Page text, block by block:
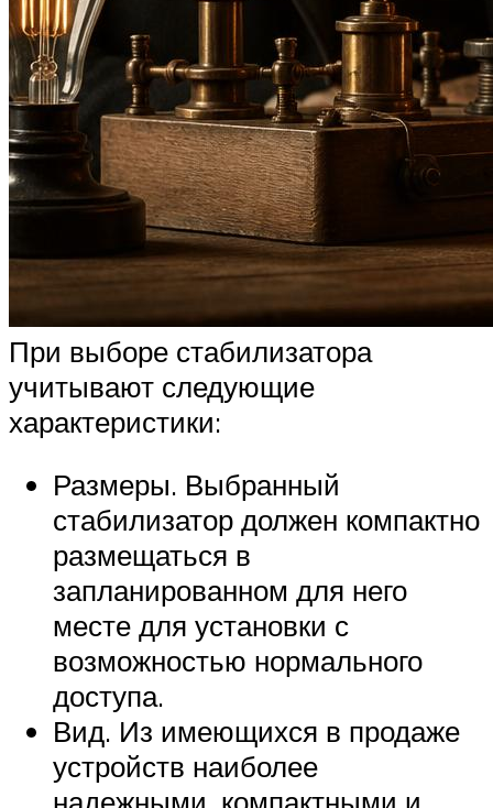
При выборе стабилизатора
учитывают следующие
характеристики:
Размеры. Выбранный
стабилизатор должен компактно
размещаться в
запланированном для него
месте для установки с
возможностью нормального
доступа.
Вид. Из имеющихся в продаже
устройств наиболее